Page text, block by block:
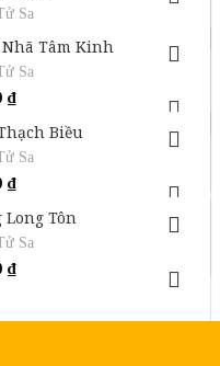
Sa
Nhã Tâm Kinh
Sa
₫
Biều
Sa
₫
Long Tôn
Sa
₫